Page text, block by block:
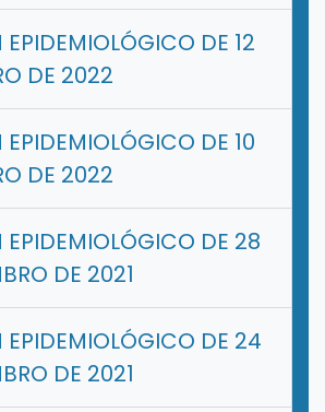
EPIDEMIOLÓGICO DE 12
DE 2022
EPIDEMIOLÓGICO DE 10
DE 2022
EPIDEMIOLÓGICO DE 28
DE 2021
EPIDEMIOLÓGICO DE 24
DE 2021